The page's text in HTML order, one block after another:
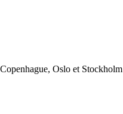
Oslo et Stockholm